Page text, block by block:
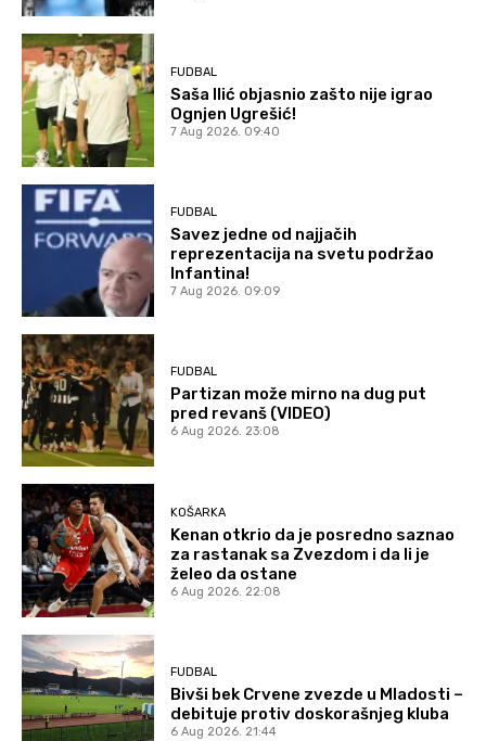
FUDBAL
Saša Ilić objasnio zašto nije igrao
Ognjen Ugrešić!
7 Aug 2026. 09:40
FUDBAL
Savez jedne od najjačih
reprezentacija na svetu podržao
Infantina!
7 Aug 2026. 09:09
FUDBAL
Partizan može mirno na dug put
pred revanš (VIDEO)
6 Aug 2026. 23:08
KOŠARKA
Kenan otkrio da je posredno saznao
za rastanak sa Zvezdom i da li je
želeo da ostane
6 Aug 2026. 22:08
FUDBAL
Bivši bek Crvene zvezde u Mladosti –
debituje protiv doskorašnjeg kluba
6 Aug 2026. 21:44